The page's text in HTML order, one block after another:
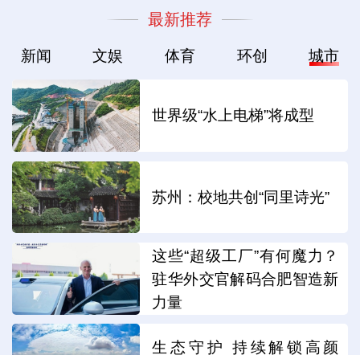
最新推荐
新闻 文娱 体育 环创 城市
世界级“水上电梯”将成型
苏州：校地共创“同里诗光”
这些“超级工厂”有何魔力？
驻华外交官解码合肥智造新
力量
生态守护 持续解锁高颜